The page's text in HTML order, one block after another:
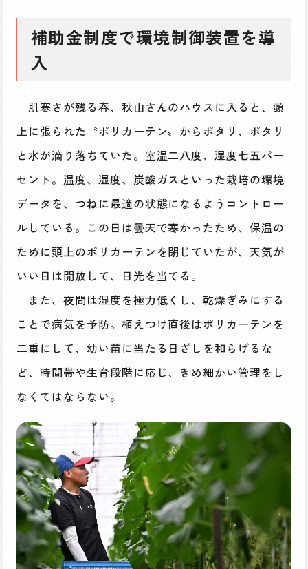
補助金制度で環境制御装置を導
入
肌寒さが残る春、秋山さんのハウスに入ると、頭
上に張られた〝ポリカーテン〟からポタリ、ポタリ
と水が滴り落ちていた。室温二八度、湿度七五パー
セント。温度、湿度、炭酸ガスといった栽培の環境
データを、つねに最適の状態になるようコントロー
ルしている。この日は曇天で寒かったため、保温の
ために頭上のポリカーテンを閉じていたが、天気が
いい日は開放して、日光を当てる。
また、夜間は湿度を極力低くし、乾燥ぎみにする
ことで病気を予防。植えつけ直後はポリカーテンを
二重にして、幼い苗に当たる日ざしを和らげるな
ど、時間帯や生育段階に応じ、きめ細かい管理をし
なくてはならない。